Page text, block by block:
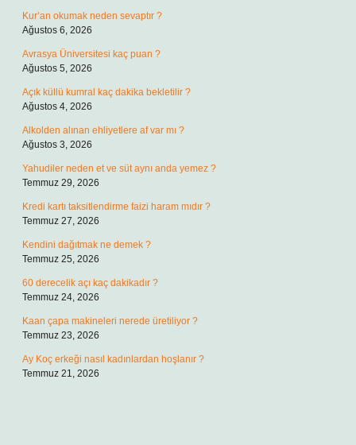
Kur’an okumak neden sevaptır ?
Ağustos 6, 2026
Avrasya Üniversitesi kaç puan ?
Ağustos 5, 2026
Açık küllü kumral kaç dakika bekletilir ?
Ağustos 4, 2026
Alkolden alınan ehliyetlere af var mı ?
Ağustos 3, 2026
Yahudiler neden et ve süt aynı anda yemez ?
Temmuz 29, 2026
Kredi kartı taksitlendirme faizi haram mıdır ?
Temmuz 27, 2026
Kendini dağıtmak ne demek ?
Temmuz 25, 2026
60 derecelik açı kaç dakikadır ?
Temmuz 24, 2026
Kaan çapa makineleri nerede üretiliyor ?
Temmuz 23, 2026
Ay Koç erkeği nasıl kadınlardan hoşlanır ?
Temmuz 21, 2026